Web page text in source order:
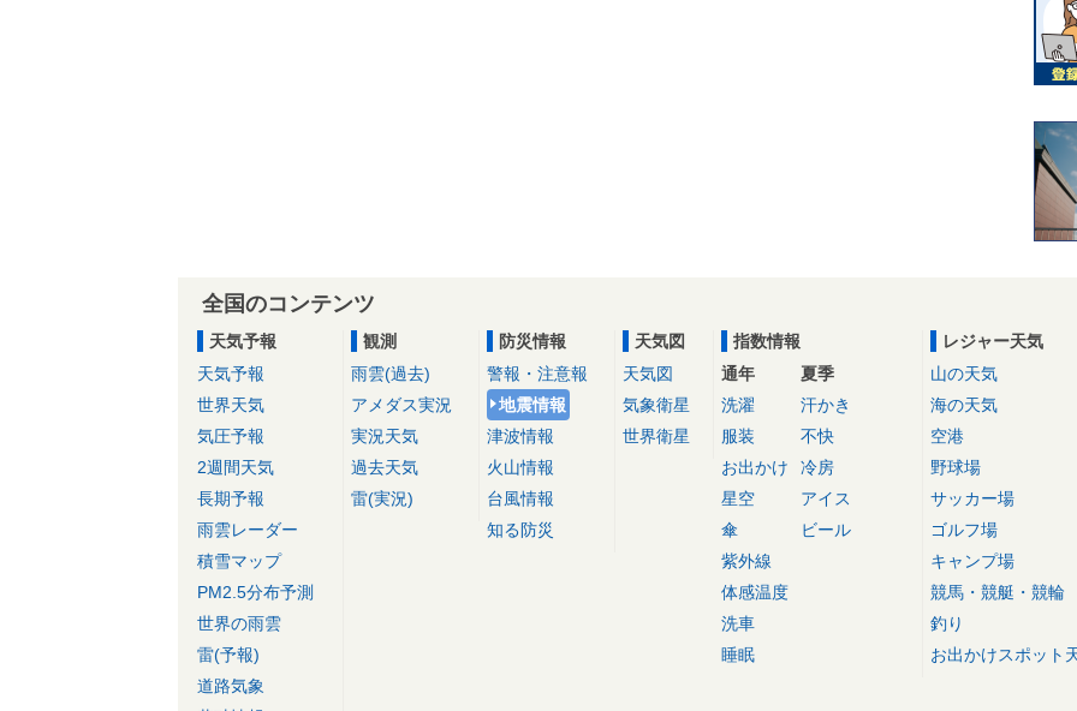
全国のコンテンツ
天気予報
天気予報
世界天気
気圧予報
2週間天気
長期予報
雨雲レーダー
積雪マップ
PM2.5分布予測
世界の雨雲
雷(予報)
道路気象
観測
雨雲(過去)
アメダス実況
実況天気
過去天気
雷(実況)
防災情報
警報・注意報
地震情報
津波情報
火山情報
台風情報
知る防災
天気図
天気図
気象衛星
世界衛星
指数情報
通年
洗濯
服装
お出かけ
星空
傘
紫外線
体感温度
洗車
睡眠
夏季
汗かき
不快
冷房
アイス
ビール
レジャー天気
山の天気
海の天気
空港
野球場
サッカー場
ゴルフ場
キャンプ場
競馬・競艇・競輪
釣り
お出かけスポット